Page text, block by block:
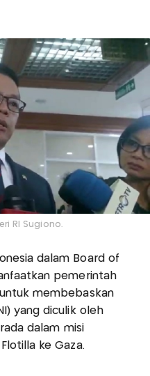
RI Sugiono.
dalam Board of
pemerintah
membebaskan
yang diculik oleh
dalam misi
ke Gaza.